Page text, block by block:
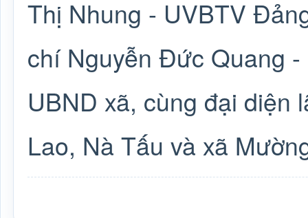
Thị Nhung - UVBTV
chí Nguyễn Đức Quang
UBND xã, cùng đại diện
Lao, Nà Tấu và xã